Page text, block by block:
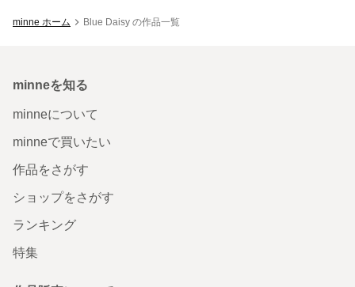
minne ホーム Blue Daisy の作品一覧
minneを知る
minneについて
minneで買いたい
作品をさがす
ショップをさがす
ランキング
特集